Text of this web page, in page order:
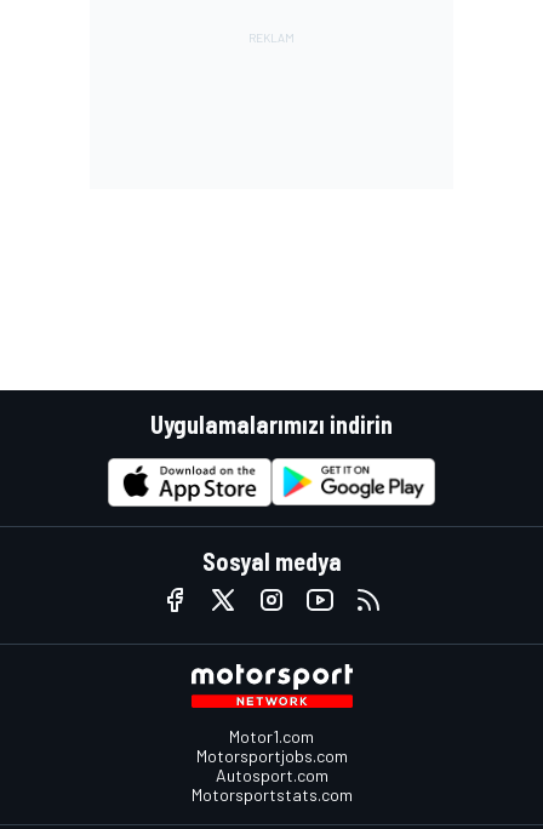
Uygulamalarımızı indirin
Sosyal medya
Motor1.com
Motorsportjobs.com
Autosport.com
Motorsportstats.com